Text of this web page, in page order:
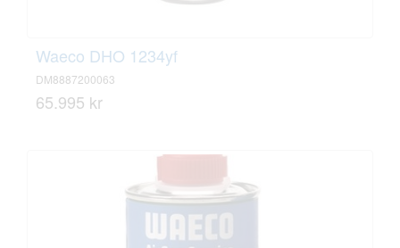
Waeco DHO 1234yf
DM8887200063
65.995 kr